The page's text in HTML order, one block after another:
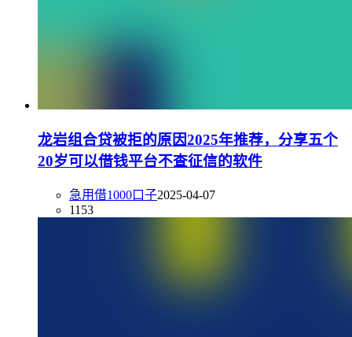
龙岩组合贷被拒的原因2025年推荐，分享五个
20岁可以借钱平台不查征信的软件
急用借1000口子2025-04-07
1153